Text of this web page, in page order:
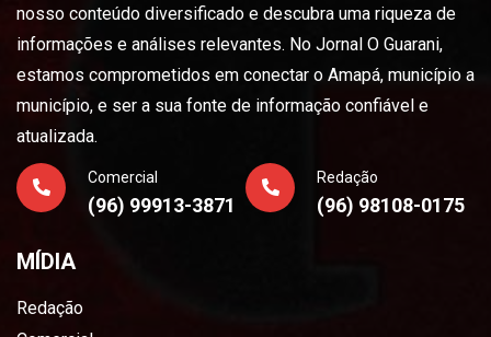
nosso conteúdo diversificado e descubra uma riqueza de
informações e análises relevantes. No Jornal O Guarani,
estamos comprometidos em conectar o Amapá, município a
município, e ser a sua fonte de informação confiável e
atualizada.
Comercial
(96) 99913-3871
Redação
(96) 98108-0175
MÍDIA
Redação